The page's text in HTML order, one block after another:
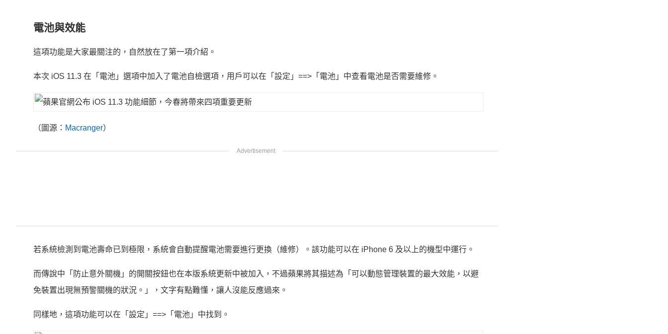
電池與效能
這項功能是大家最關注的，自然放在了第一項介紹。
本次 iOS 11.3 在「電池」選項中加入了電池自檢選項，用戶可以在「設定」==>「電池」中查看電池是否需要維修。
（圖源： Macranger）
若系統檢測到電池壽命已到極限，系統會自動提醒電池需要進行更換（維修）。該功能可以在 iPhone 6 及以上的機型中運行。
而傳說中「防止意外關機」的開關按鈕也在本版系統更新中被加入，不過蘋果將其描述為「可以動態管理裝置的最大效能，以避
免裝置出現無預警關機的狀況。」，文字有點難懂，讓人沒能反應過來。
同樣地，這項功能可以在「設定」==>「電池」中找到。